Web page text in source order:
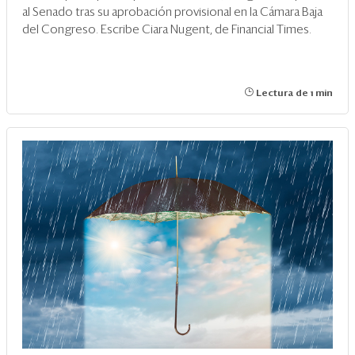
al Senado tras su aprobación provisional en la Cámara Baja
del Congreso. Escribe Ciara Nugent, de Financial Times.
Lectura de 1 min